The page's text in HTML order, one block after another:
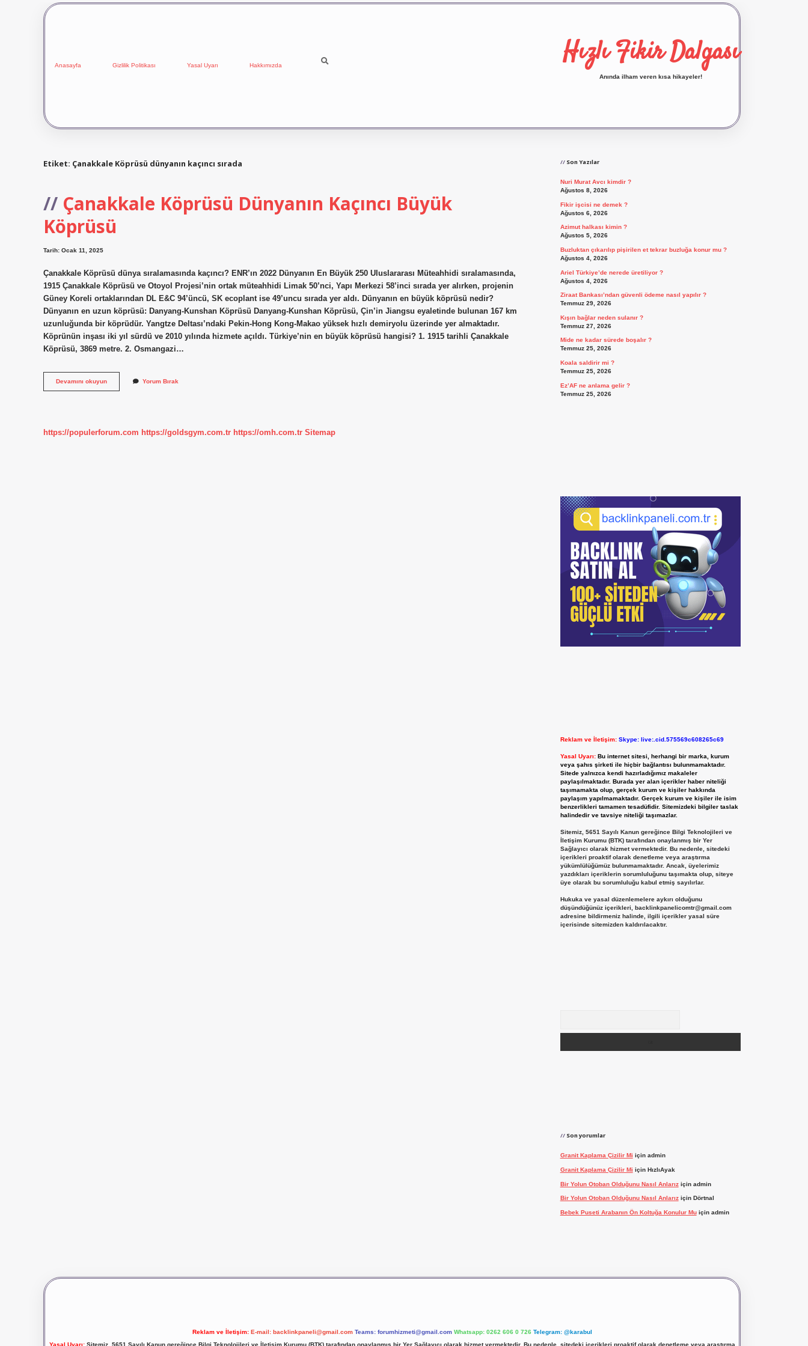
Anasayfa Gizlilik Politikası Yasal Uyarı Hakkımızda Hızlı Fikir Dalgası
Anında ilham veren kısa hikayeler!
Etiket: Çanakkale Köprüsü dünyanın kaçıncı sırada
Çanakkale Köprüsü Dünyanın Kaçıncı Büyük
Köprüsü
Tarih: Ocak 11, 2025
Çanakkale Köprüsü dünya sıralamasında kaçıncı? ENR’ın 2022 Dünyanın En Büyük 250 Uluslararası Müteahhidi sıralamasında,
1915 Çanakkale Köprüsü ve Otoyol Projesi’nin ortak müteahhidi Limak 50’nci, Yapı Merkezi 58’inci sırada yer alırken, projenin
Güney Koreli ortaklarından DL E&C 94’üncü, SK ecoplant ise 49’uncu sırada yer aldı. Dünyanın en büyük köprüsü nedir?
Dünyanın en uzun köprüsü: Danyang-Kunshan Köprüsü Danyang-Kunshan Köprüsü, Çin’in Jiangsu eyaletinde bulunan 167 km
uzunluğunda bir köprüdür. Yangtze Deltası’ndaki Pekin-Hong Kong-Makao yüksek hızlı demiryolu üzerinde yer almaktadır.
Köprünün inşası iki yıl sürdü ve 2010 yılında hizmete açıldı. Türkiye’nin en büyük köprüsü hangisi? 1. 1915 tarihli Çanakkale
Köprüsü, 3869 metre. 2. Osmangazi…
Devamını okuyunÇanakkale
Köprüsü
Yorum Bırak
https://populerforum.com https://goldsgym.com.tr https://omh.com.tr Sitemap
Son Yazılar
Nuri Murat Avcı kimdir ?
Ağustos 8, 2026
Fikir işcisi ne demek ?
Ağustos 6, 2026
Azimut halkası kimin ?
Ağustos 5, 2026
Buzluktan çıkarılıp pişirilen et tekrar buzluğa konur mu ?
Ağustos 4, 2026
Ariel Türkiye’de nerede üretiliyor ?
Ağustos 4, 2026
Ziraat Bankası’ndan güvenli ödeme nasıl yapılır ?
Temmuz 29, 2026
Kışın bağlar neden sulanır ?
Temmuz 27, 2026
Mide ne kadar sürede boşalır ?
Temmuz 25, 2026
Koala saldirir mi ?
Temmuz 25, 2026
Ez’AF ne anlama gelir ?
Temmuz 25, 2026
Reklam ve İletişim: Skype: live:.cid.575569c608265c69
Yasal Uyarı: Bu internet sitesi, herhangi bir marka, kurum
veya şahıs şirketi ile hiçbir bağlantısı bulunmamaktadır.
Sitede yalnızca kendi hazırladığımız makaleler
paylaşılmaktadır. Burada yer alan içerikler haber niteliği
taşımamakta olup, gerçek kurum ve kişiler hakkında
paylaşım yapılmamaktadır. Gerçek kurum ve kişiler ile isim
benzerlikleri tamamen tesadüfidir. Sitemizdeki bilgiler taslak
halindedir ve tavsiye niteliği taşımazlar.
Sitemiz, 5651 Sayılı Kanun gereğince Bilgi Teknolojileri ve
İletişim Kurumu (BTK) tarafından onaylanmış bir Yer
Sağlayıcı olarak hizmet vermektedir. Bu nedenle, sitedeki
içerikleri proaktif olarak denetleme veya araştırma
yükümlülüğümüz bulunmamaktadır. Ancak, üyelerimiz
yazdıkları içeriklerin sorumluluğunu taşımakta olup, siteye
üye olarak bu sorumluluğu kabul etmiş sayılırlar.
Hukuka ve yasal düzenlemelere aykırı olduğunu
düşündüğünüz içerikleri, backlinkpanelicomtr@gmail.com
adresine bildirmeniz halinde, ilgili içerikler yasal süre
içerisinde sitemizden kaldırılacaktır.
Son yorumlar
Granit Kaplama Çizilir Mi için admin
Granit Kaplama Çizilir Mi için HızlıAyak
Bir Yolun Otoban Olduğunu Nasıl Anlarıziçin admin
Bir Yolun Otoban Olduğunu Nasıl Anlarıziçin Dörtnal
Bebek Puseti Arabanın Ön Koltuğa Konulur Muiçin admin
Reklam ve İletişim: E-mail: backlinkpaneli@gmail.com Teams: forumhizmeti@gmail.com Whatsapp: 0262 606 0 726 Telegram: @karabul
Yasal Uyarı:Sitemiz, 5651 Sayılı Kanun gereğince Bilgi Teknolojileri ve İletişim Kurumu (BTK) tarafından onaylanmış bir Yer Sağlayıcı olarak hizmet vermektedir. Bu nedenle, sitedeki içerikleri proaktif olarak denetleme veya araştırma